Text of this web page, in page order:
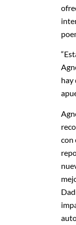
hay
con